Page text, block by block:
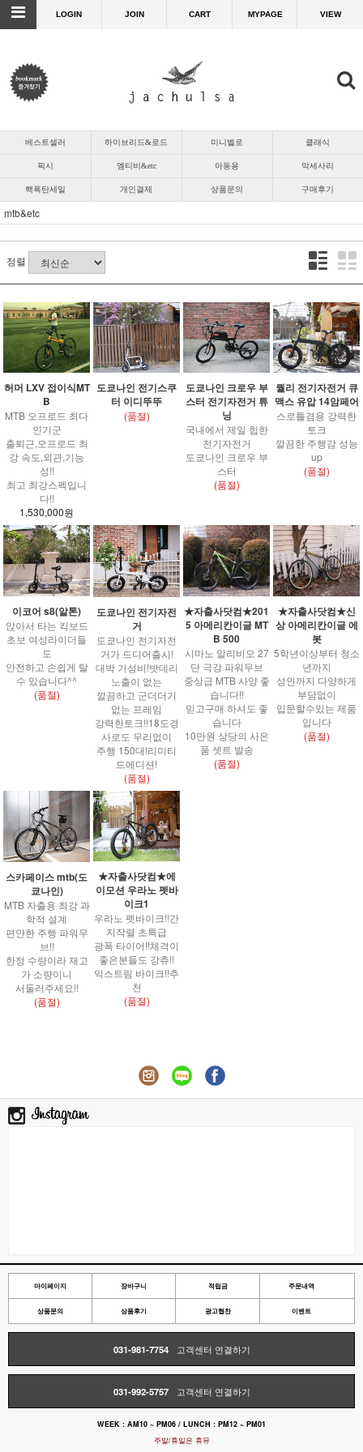
LOGIN JOIN CART MYPAGE VIEW
베스트셀러 하이브리드&로드 미니벨로 클래식
픽시 엠티비&etc 아동용 악세사리
핵폭탄세일 개인결제 상품문의 구매후기
mtb&etc
정렬
허머 LXV 접이식MT
B
MTB 오프로드 최다
인기군
출퇴근,오프로드 최
강 속도,외관,기능
성!!
최고 최강스펙입니
다!!
1,530,000원
도쿄나인 전기스쿠
터 이디뚜뚜
(품절)
도쿄나인 크로우 부
스터 전기자전거 튜
닝
국내에서 제일 힙한
전기자전거
도쿄나인 크로우 부
스터
(품절)
퀄리 전기자전거 큐
맥스 유압 14암페어
스로틀겸용 강력한
토크
깔끔한 주행감 성능
up
(품절)
이코어 s8(알톤)
앉아서 타는 킥보드
초보 여성라이더들
도
안전하고 손쉽게 탈
수 있습니다^^
(품절)
도쿄나인 전기자전
거
도쿄나인 전기자전
거가 드디어출시!
대박 가성비!밧데리
노출이 없는
깔끔하고 군더더기
없는 프레임
강력한토크!!18도경
사로도 무리없이
주행 150대!리미티
드에디션!
(품절)
★자출사닷컴★201
5 아메리칸이글 MT
B 500
시마노 알리비오 27
단 극강 파워무브
중상급 MTB 사양 좋
습니다!!
믿고구매 하셔도 좋
습니다
10만원 상당의 사은
품 셋트 발송
(품절)
★자출사닷컴★신
상 아메리칸이글 에
봇
5학년이상부터 청소
년까지
성인까지 다양하게
부담없이
입문할수있는 제품
입니다
(품절)
스카페이스 mtb(도
쿄나인)
MTB 자출용 최강 과
학적 설계
편안한 주행 파워무
브!!
한정 수량이라 재고
가 소량이니
서둘러주세요!!
(품절)
★자출사닷컴★에
이모션 우라노 펫바
이크1
우라노 펫바이크!!간
지작렬 초특급
광폭 타이어!!체격이
좋은분들도 강츄!!
익스트림 바이크!!추
천
(품절)
마이페이지 장바구니 적립금 주문내역
상품문의 상품후기 광고협찬 이벤트
031-981-7754 고객센터 연결하기
031-992-5757 고객센터 연결하기
WEEK : AM10 ~ PM06 / LUNCH : PM12 ~ PM01
주말/휴일은 휴뮤